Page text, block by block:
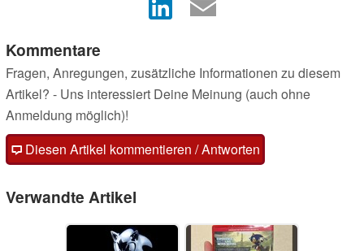
Kommentare
Fragen, Anregungen, zusätzliche Informationen zu diesem
Artikel? - Uns interessiert Deine Meinung (auch ohne
Anmeldung möglich)!
Diesen Artikel kommentieren / Antworten
Verwandte Artikel